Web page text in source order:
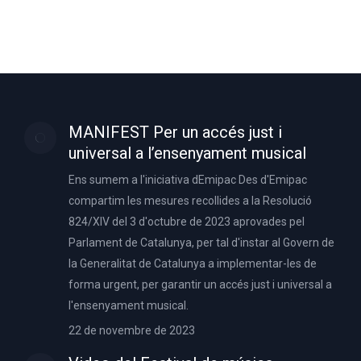
MANIFEST Per un accés just i
universal a l’ensenyament musical
Ens sumem a l'iniciativa dEmipac Des d'Emipac
compartim les mesures recollides a la Resolució
824/XIV del 3 d'octubre de 2023 aprovades pel
Parlament de Catalunya, per tal d'instar al Govern de
la Generalitat de Catalunya a implementar-les de
forma urgent, per garantir un accés just i universal a
l'ensenyament musical.
22 de novembre de 2023